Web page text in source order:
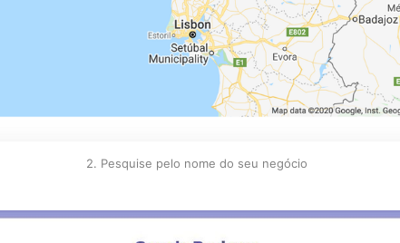
2. Pesquise pelo nome do seu negócio